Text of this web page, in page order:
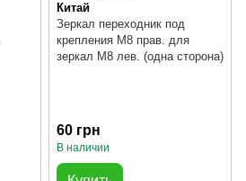
Китай
Зеркал переходник под
крепления М8 прав. для
зеркал М8 лев. (одна сторона)
60 грн
В наличии